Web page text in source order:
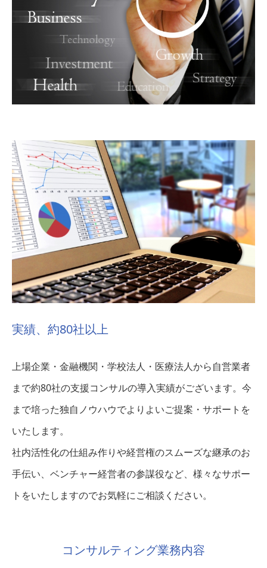
実績、約80社以上
上場企業・金融機関・学校法人・医療法人から自営業者
まで約80社の支援コンサルの導入実績がございます。今
まで培った独自ノウハウでよりよいご提案・サポートを
いたします。
社内活性化の仕組み作りや経営権のスムーズな継承のお
手伝い、ベンチャー経営者の参謀役など、様々なサポー
トをいたしますのでお気軽にご相談ください。
コンサルティング業務内容